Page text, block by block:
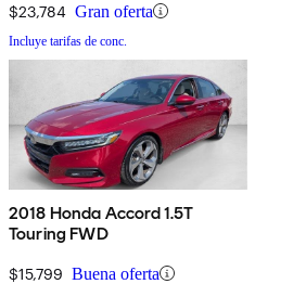
$23,784 Gran oferta
Incluye tarifas de conc.
2018 Honda Accord 1.5T
Touring FWD
$15,799 Buena oferta